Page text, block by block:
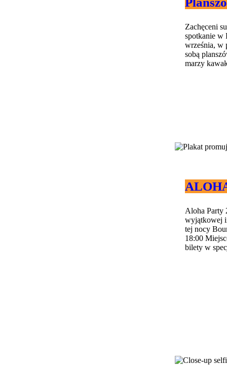
Zachęceni
spotkanie w
września, w
sobą
marzy
Aloha Party
wyjątkowej
tej nocy
18:00
bilety w